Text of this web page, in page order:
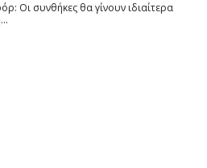
Οι συνθήκες θα γίνουν ιδιαίτερα